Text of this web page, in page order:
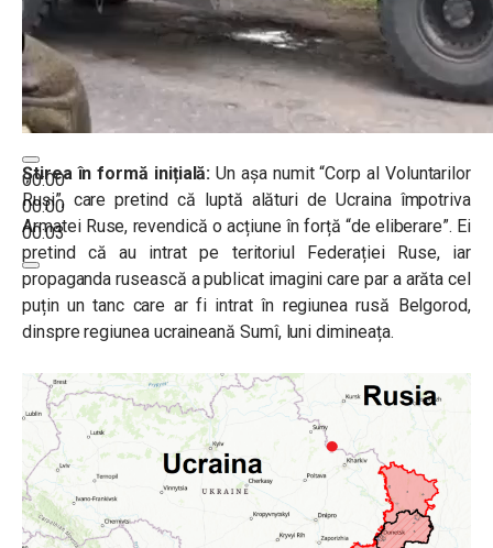
00:00
00:00
00:03
Știrea în formă inițială: Un așa numit “Corp al Voluntarilor
Ruși”, care pretind că luptă alături de Ucraina împotriva
Armatei Ruse, revendică o acțiune în forță “de eliberare”. Ei
pretind că au intrat pe teritoriul Federației Ruse, iar
propaganda rusească a publicat imagini care par a arăta cel
puțin un tanc care ar fi intrat în regiunea rusă Belgorod,
dinspre regiunea ucraineană Sumî, luni dimineața.